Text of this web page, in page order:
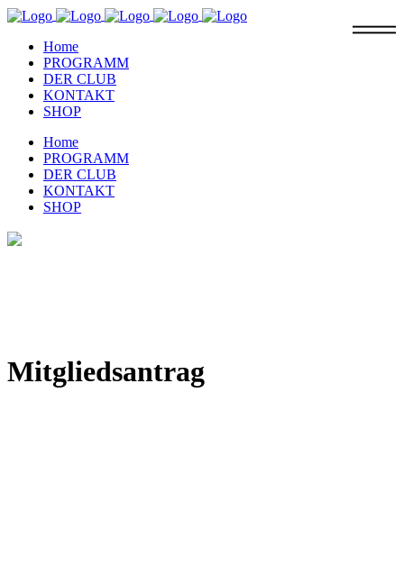
Home
PROGRAMM
DER CLUB
KONTAKT
SHOP
Home
PROGRAMM
DER CLUB
KONTAKT
SHOP
Mitgliedsantrag